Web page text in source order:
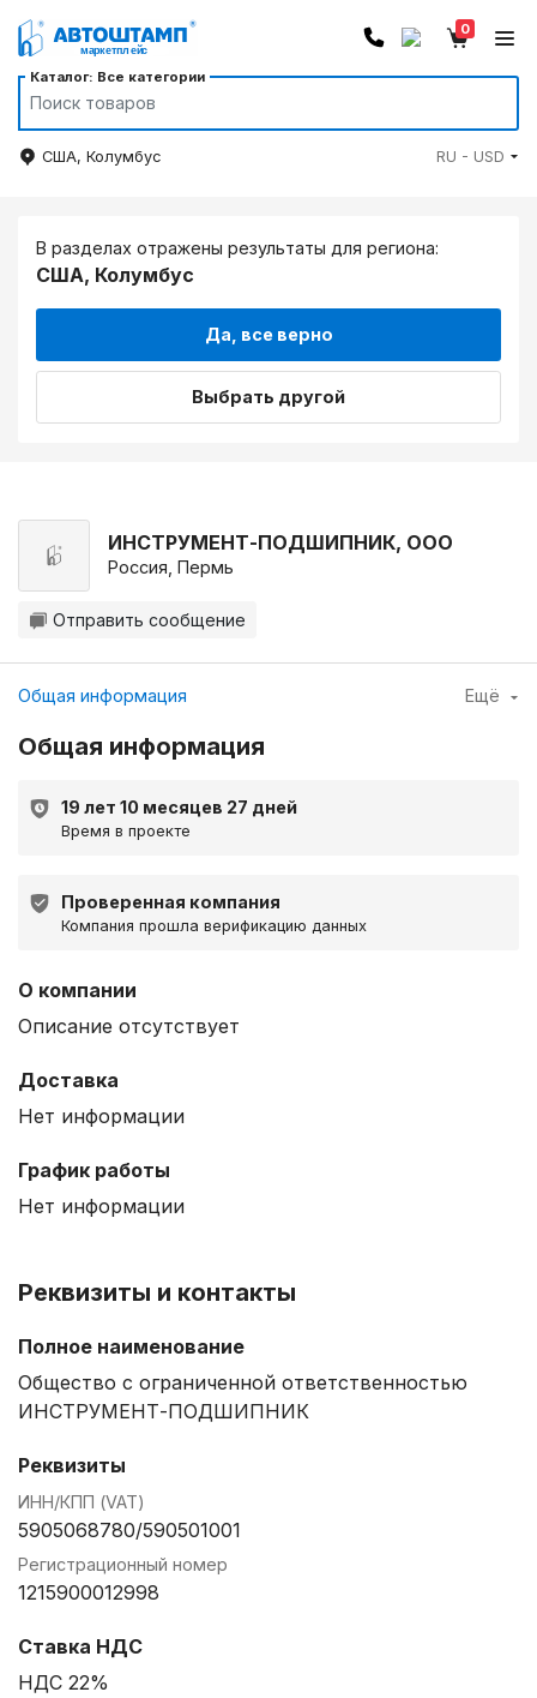
Каталог: Все категории
0
США, Колумбус RU - USD
В разделах отражены результаты для региона:
США, Колумбус
Да, все верно
Выбрать другой
ИНСТРУМЕНТ-ПОДШИПНИК, ООО
Россия, Пермь
Отправить сообщение
Общая информация Ещё
Общая информация
19 лет 10 месяцев 27 дней
Время в проекте
Проверенная компания
Компания прошла верификацию данных
О компании
Описание отсутствует
Доставка
Нет информации
График работы
Нет информации
Реквизиты и контакты
Полное наименование
Общество с ограниченной ответственностью
ИНСТРУМЕНТ-ПОДШИПНИК
Реквизиты
ИНН/КПП (VAT)
5905068780/590501001
Регистрационный номер
1215900012998
Ставка НДС
НДС 22%